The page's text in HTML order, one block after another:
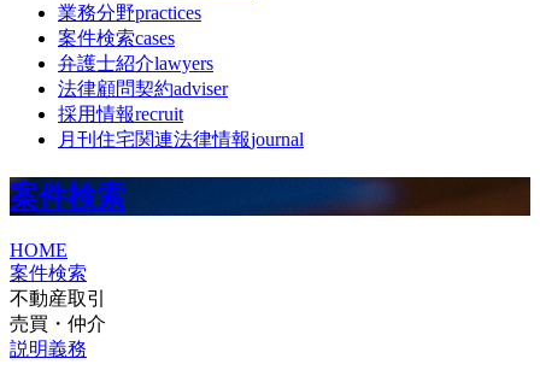
業務分野practices
案件検索cases
弁護士紹介lawyers
法律顧問契約adviser
採用情報recruit
月刊住宅関連法律情報journal
案件検索
HOME
案件検索
不動産取引
売買・仲介
説明義務